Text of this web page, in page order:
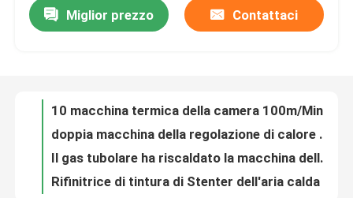
Circa noi
Controllo di qualità
Contattici
Miglior prezzo Contattaci
10 macchina termica della camera 100m/Min Heat Setting Fabric Steam per il tessuto del velluto
50T dopo la tintura della macchina della regolazione di calore dell'essiccazione del tessuto per il tessuto di cotone
Singola macchina controllata di Stenter dell'aria calda di velocità dell'invertitore di Padder per il tessuto della maglia di catena
Industria tessile automatica della macchina 3000mm di Stenter dell'aria calda per Terry Towel